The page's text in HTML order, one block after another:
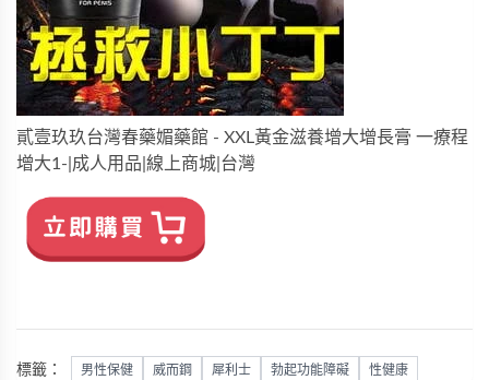
貳壹玖玖台灣春藥媚藥館 - XXL黃金滋養增大增長膏 一療程
增大1-|成人用品|線上商城|台灣
標籤： 男性保健 威而鋼 犀利士 勃起功能障礙 性健康